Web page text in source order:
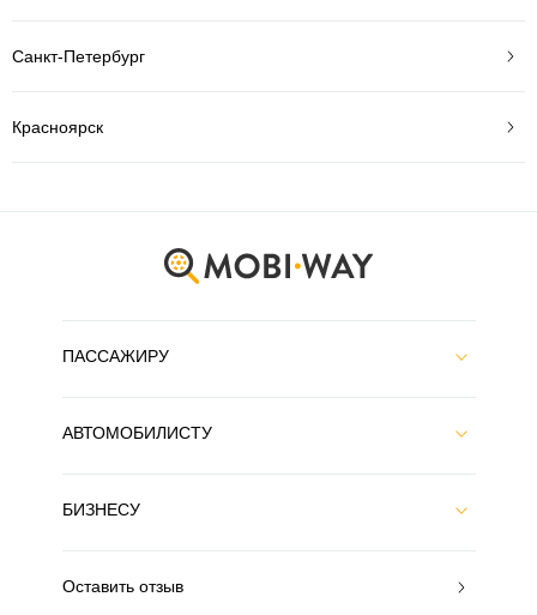
Санкт-Петербург
Красноярск
ПАССАЖИРУ
АВТОМОБИЛИСТУ
БИЗНЕСУ
Оставить отзыв